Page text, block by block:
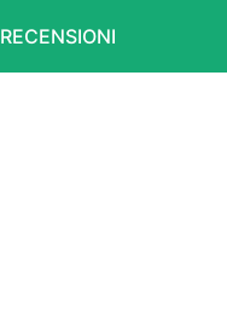
RECENSIONI